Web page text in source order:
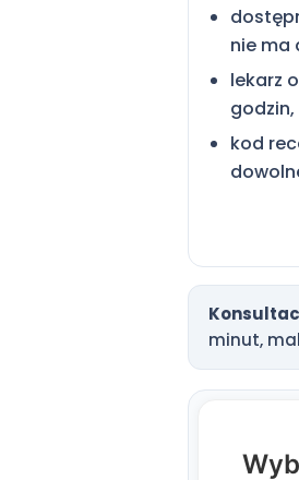
nie ma
lekarz
godzin,
kod
minut,